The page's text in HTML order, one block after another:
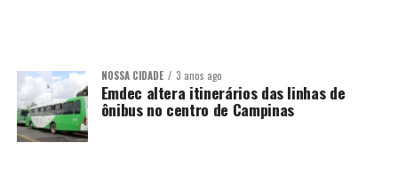
NOSSA CIDADE 3 anos ago
Emdec altera itinerários das linhas de
ônibus no centro de Campinas